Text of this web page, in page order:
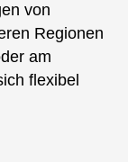
von
Regionen
am
flexibel